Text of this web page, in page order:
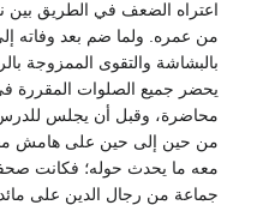
من عمره. ولما ضم بعد وفاته
يحضر جميع الصلوات المقررة
معه ما يحدث حوله؛ فكانت
جماعة من رجال الدين على